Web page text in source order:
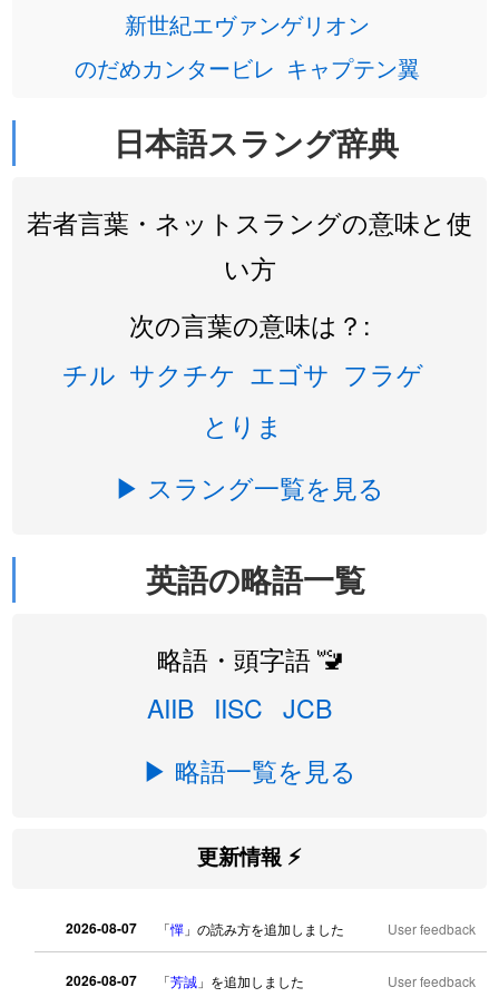
新世紀エヴァンゲリオン
のだめカンタービレ キャプテン翼
日本語スラング辞典
若者言葉・ネットスラングの意味と使
い方
次の言葉の意味は？:
チル サクチケ エゴサ フラゲ
とりま
▶ スラング一覧を見る
英語の略語一覧
略語・頭字語 🚾
AIIB IISC JCB
▶ 略語一覧を見る
更新情報 ⚡
2026-08-07 「憚 」の読み方を追加しました User feedback
2026-08-07 「芳誠 」を追加しました User feedback